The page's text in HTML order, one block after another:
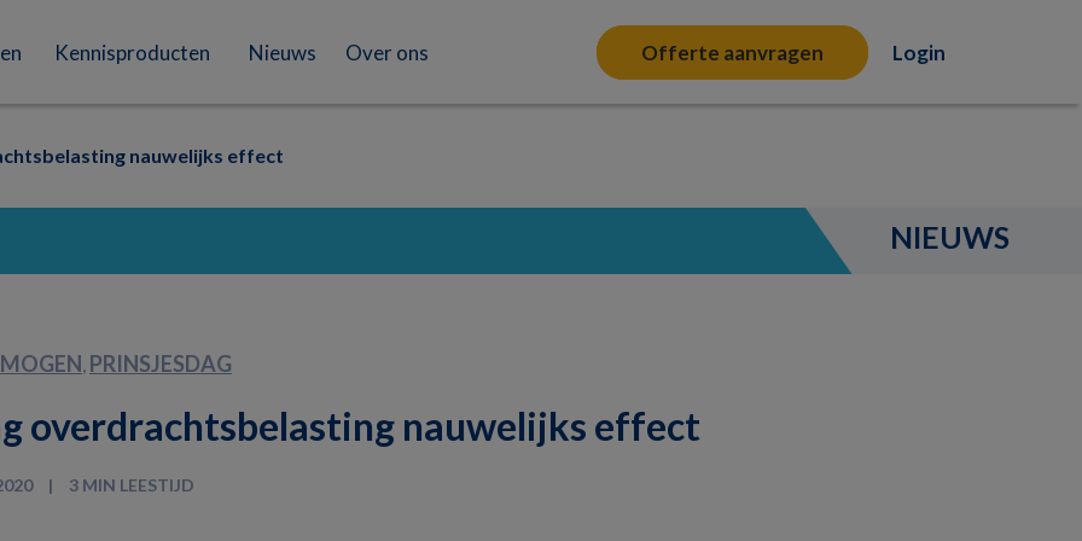
Kennisproducten Nieuws Over ons Offerte aanvragen Login
nauwelijks effect
NIEUWS
PRINSJESDAG
overdrachtsbelasting nauwelijks effect
3 MIN LEESTIJD